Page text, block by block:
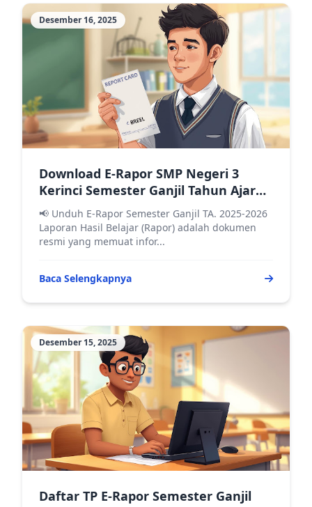
Desember 16, 2025
Download E-Rapor SMP Negeri 3
Kerinci Semester Ganjil Tahun Ajaran
2025-2026
📢 Unduh E-Rapor Semester Ganjil TA. 2025-2026
Laporan Hasil Belajar (Rapor) adalah dokumen
resmi yang memuat infor...
Baca Selengkapnya
Desember 15, 2025
Daftar TP E-Rapor Semester Ganjil